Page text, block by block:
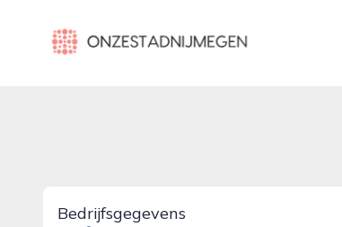
onzestadnijmegen.nl
Bedrijfsgegevens